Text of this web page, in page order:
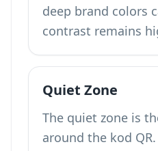
deep brand colors
contrast remains
Quiet Zone
The quiet zone is
around the kod QR.